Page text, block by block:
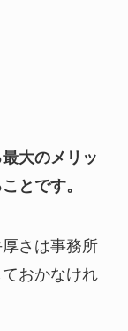
大のメリッ
とです。
さは事務所
おかなけれ